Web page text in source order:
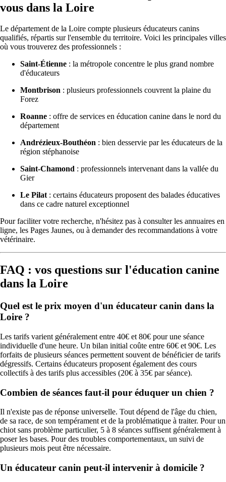
vous dans la Loire
Le département de la Loire compte plusieurs éducateurs canins
qualifiés, répartis sur l'ensemble du territoire. Voici les principales villes
où vous trouverez des professionnels :
Saint-Étienne : la métropole concentre le plus grand nombre
d'éducateurs
Montbrison : plusieurs professionnels couvrent la plaine du
Forez
Roanne : offre de services en éducation canine dans le nord du
département
Andrézieux-Bouthéon : bien desservie par les éducateurs de la
région stéphanoise
Saint-Chamond : professionnels intervenant dans la vallée du
Gier
Le Pilat: certains éducateurs proposent des balades éducatives
dans ce cadre naturel exceptionnel
Pour faciliter votre recherche, n'hésitez pas à consulter les annuaires en
ligne, les Pages Jaunes, ou à demander des recommandations à votre
vétérinaire.
FAQ : vos questions sur l'éducation canine
dans la Loire
Quel est le prix moyen d'un éducateur canin dans la
Loire ?
Les tarifs varient généralement entre 40€ et 80€ pour une séance
individuelle d'une heure. Un bilan initial coûte entre 60€ et 90€. Les
forfaits de plusieurs séances permettent souvent de bénéficier de tarifs
dégressifs. Certains éducateurs proposent également des cours
collectifs à des tarifs plus accessibles (20€ à 35€ par séance).
Combien de séances faut-il pour éduquer un chien ?
Il n'existe pas de réponse universelle. Tout dépend de l'âge du chien,
de sa race, de son tempérament et de la problématique à traiter. Pour un
chiot sans problème particulier, 5 à 8 séances suffisent généralement à
poser les bases. Pour des troubles comportementaux, un suivi de
plusieurs mois peut être nécessaire.
Un éducateur canin peut-il intervenir à domicile ?